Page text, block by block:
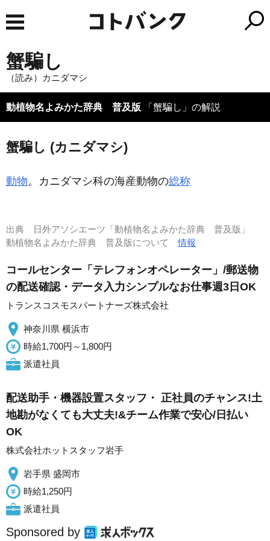
蟹騙し
（読み）カニダマシ
動植物名よみかた辞典 普及版 「蟹騙し」の解説
蟹騙し (カニダマシ)
動物。カニダマシ科の海産動物の総称
出典
日外アソシエーツ「動植物名よみかた辞典 普及版」
動植物名よみかた辞典 普及版について情報
コールセンター「テレフォンオペレーター」/郵送物
の配送確認・データ入力シンプルなお仕事週3日OK
トランスコスモスパートナーズ株式会社
神奈川県 横浜市
時給1,700円～1,800円
派遣社員
配送助手・機器設置スタッフ・ 正社員のチャンス!土
地勘がなくても大丈夫!&チーム作業で安心/日払い
OK
株式会社ホットスタッフ岩手
岩手県 盛岡市
時給1,250円
派遣社員
Sponsored by